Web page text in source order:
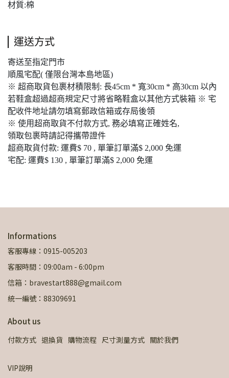
材質:棉
運送方式
寄送至指定門市
順風宅配( 僅限台灣本島地區)
※ 超商取貨包裹材積限制: 長45cm * 寬30cm * 高30cm 以內
若鞋盒超過超商規定尺寸將省略鞋盒以其他方式裝箱 ※ 宅
配收件地址請勿填寫郵政信箱或存局後領
※ 使用超商取貨不付款方式, 務必填寫正確姓名,
領取包裹時請記得攜帶證件
超商取貨付款: 運費$ 70 , 單筆訂單滿$ 2,000 免運
宅配: 運費$ 130 , 單筆訂單滿$ 2,000 免運
Informations
客服專線：0915-005203
客服時間：09:00am - 6:00pm
信箱：bravestart888@gmail.com
統一編號：88309691
About us
付款方式 退換貨 購物流程 尺寸測量方式 關於我們
VIP說明